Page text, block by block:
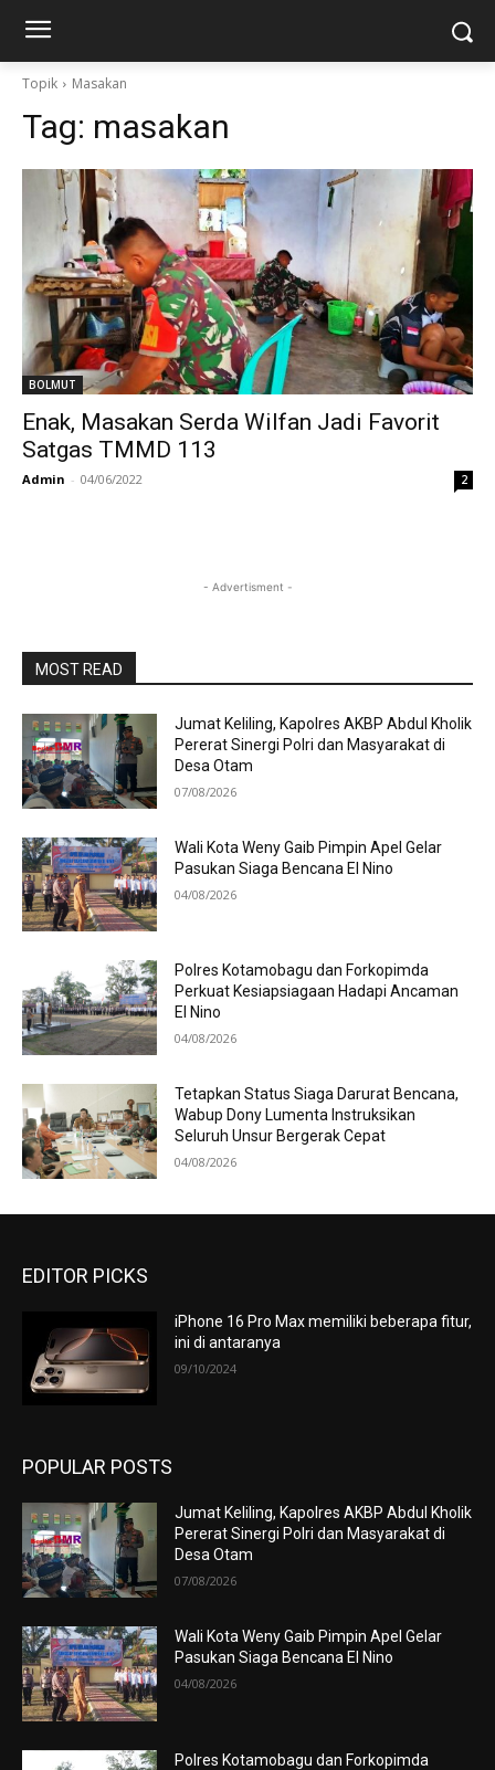
Topik Masakan
Tag: masakan
BOLMUT
Enak, Masakan Serda Wilfan Jadi Favorit
Satgas TMMD 113
Admin - 04/06/2022 2
- Advertisment -
MOST READ
Jumat Keliling, Kapolres AKBP Abdul Kholik
Pererat Sinergi Polri dan Masyarakat di
Desa Otam
07/08/2026
Wali Kota Weny Gaib Pimpin Apel Gelar
Pasukan Siaga Bencana El Nino
04/08/2026
Polres Kotamobagu dan Forkopimda
Perkuat Kesiapsiagaan Hadapi Ancaman
El Nino
04/08/2026
Tetapkan Status Siaga Darurat Bencana,
Wabup Dony Lumenta Instruksikan
Seluruh Unsur Bergerak Cepat
04/08/2026
EDITOR PICKS
iPhone 16 Pro Max memiliki beberapa fitur,
ini di antaranya
09/10/2024
POPULAR POSTS
Jumat Keliling, Kapolres AKBP Abdul Kholik
Pererat Sinergi Polri dan Masyarakat di
Desa Otam
07/08/2026
Wali Kota Weny Gaib Pimpin Apel Gelar
Pasukan Siaga Bencana El Nino
04/08/2026
Polres Kotamobagu dan Forkopimda